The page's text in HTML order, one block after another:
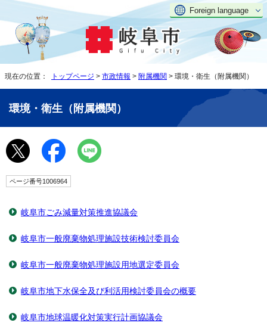
Foreign language
現在の位置： トップページ > 市政情報 > 附属機関 > 環境・衛生（附属機関）
環境・衛生（附属機関）
ページ番号1006964
岐阜市ごみ減量対策推進協議会
岐阜市一般廃棄物処理施設技術検討委員会
岐阜市一般廃棄物処理施設用地選定委員会
岐阜市地下水保全及び利活用検討委員会の概要
岐阜市地球温暖化対策実行計画協議会